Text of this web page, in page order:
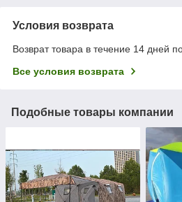
Условия возврата
Возврат товара в течение 14 дней
Все условия возврата
Подобные товары компании